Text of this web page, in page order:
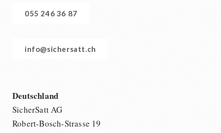
055 246 36 87
info@sichersatt.ch
Deutschland
SicherSatt AG
Robert-Bosch-Strasse 19